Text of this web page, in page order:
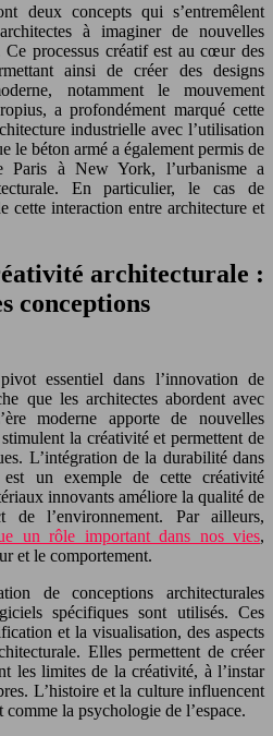
deux concepts qui s’entremêlent
à imaginer de nouvelles
Ce processus créatif est au cœur des
ainsi de créer des designs
notamment le mouvement
a profondément marqué cette
industrielle avec l’utilisation
le béton armé a également permis de
Paris à New York, l’urbanisme a
En particulier, le cas de
cette interaction entre architecture et
architecturale :
conceptions
essentiel dans l’innovation de
que les architectes abordent avec
moderne apporte de nouvelles
la créativité et permettent de
L’intégration de la durabilité dans
est un exemple de cette créativité
innovants améliore la qualité de
l’environnement. Par ailleurs,
un rôle important dans nos vies,
et le comportement.
de conceptions architecturales
spécifiques sont utilisés. Ces
et la visualisation, des aspects
Elles permettent de créer
les limites de la créativité, à l’instar
L’histoire et la culture influencent
la psychologie de l’espace.